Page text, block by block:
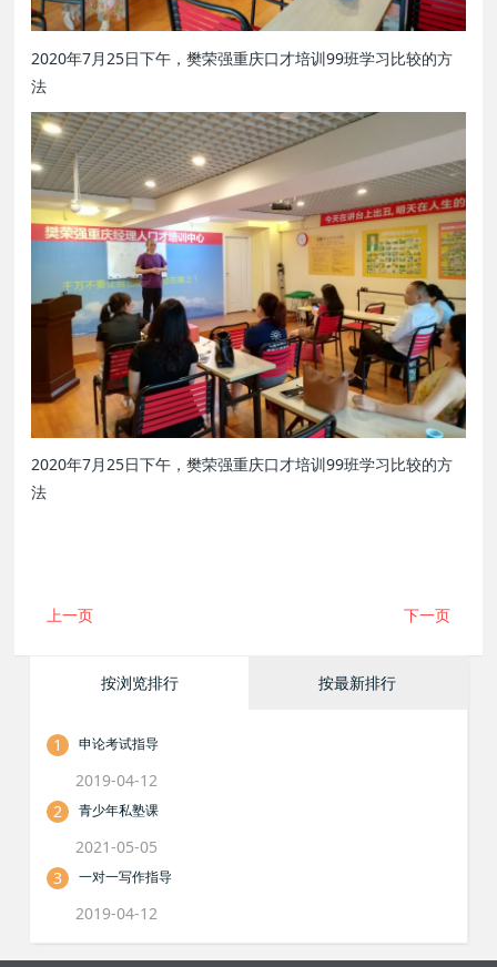
2020年7月25日下午，樊荣强重庆口才培训99班学习比较的方
法
2020年7月25日下午，樊荣强重庆口才培训99班学习比较的方
法
上一页 下一页
按浏览排行 按最新排行
1 申论考试指导
2019-04-12
2
青少年私塾课
2021-05-05
3
一对一写作指导
2019-04-12